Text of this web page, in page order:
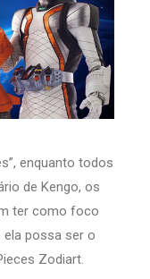
enquanto todos
de Kengo, os
ter como foco
ela possa ser o
Zodiart.